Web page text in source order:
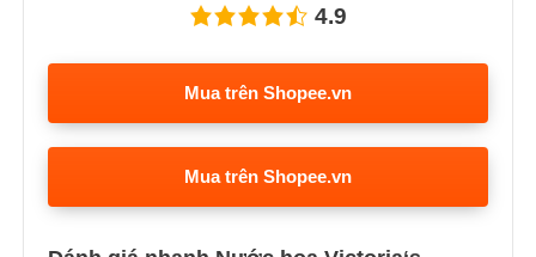
4.9
Mua trên Shopee.vn
Mua trên Shopee.vn